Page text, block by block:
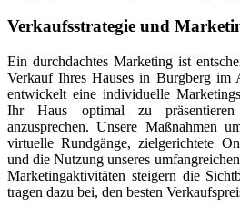
Verkaufsstrategie und
Ein durchdachtes Marketing ist
Verkauf Ihres Hauses in Burgberg im
entwickelt eine individuelle
Ihr Haus optimal zu präsentieren
anzusprechen. Unsere Maßnahmen
virtuelle Rundgänge, zielgerichtete
und die Nutzung unseres
Marketingaktivitäten steigern die
tragen dazu bei, den besten